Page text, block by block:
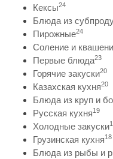
Кексы24
Блюда из
Пирожные24
Соление и
Первые блюда23
Горячие закуски20
Казахская кухня20
Блюда из круп и
Русская кухня19
Холодные закуски
Грузинская кухня18
Блюда из рыбы и